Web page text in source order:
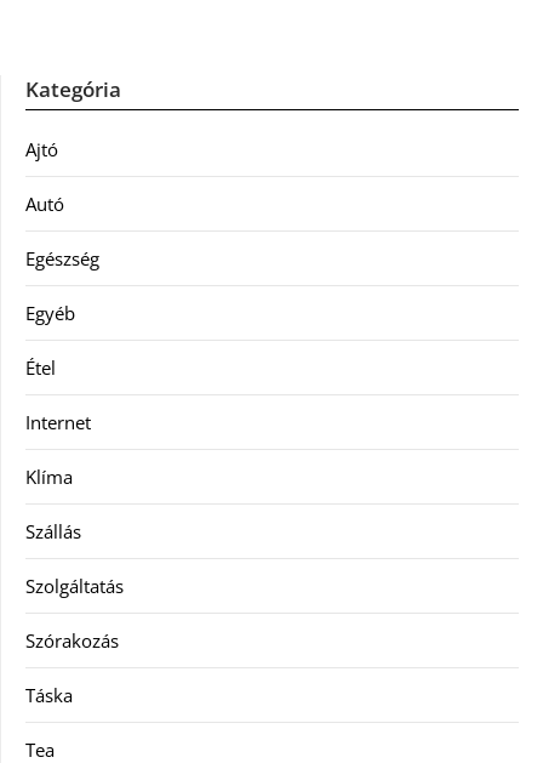
Kategória
Ajtó
Autó
Egészség
Egyéb
Étel
Internet
Klíma
Szállás
Szolgáltatás
Szórakozás
Táska
Tea